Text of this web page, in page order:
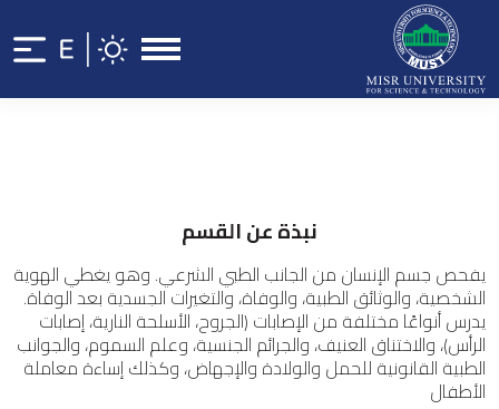
نبذة عن القسم
يفحص جسم الإنسان من الجانب الطبي الشرعي. وهو يغطي الهوية
الشخصية، والوثائق الطبية، والوفاة، والتغيرات الجسدية بعد الوفاة.
يدرس أنواعًا مختلفة من الإصابات (الجروح، الأسلحة النارية، إصابات
الرأس)، والاختناق العنيف، والجرائم الجنسية، وعلم السموم، والجوانب
الطبية القانونية للحمل والولادة والإجهاض، وكذلك إساءة معاملة
الأطفال